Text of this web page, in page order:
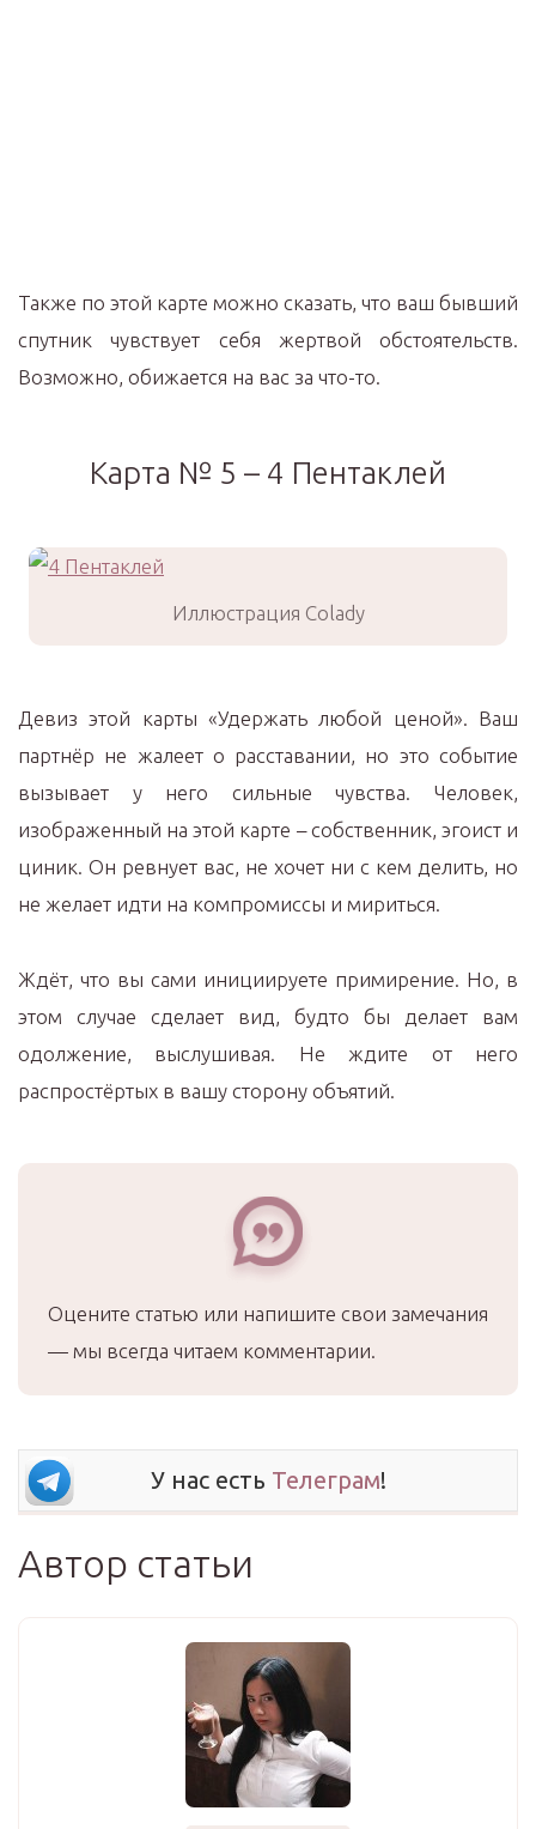
Также по этой карте можно сказать, что ваш бывший
спутник чувствует себя жертвой обстоятельств.
Возможно, обижается на вас за что-то.
Карта № 5 – 4 Пентаклей
Иллюстрация Colady
Девиз этой карты «Удержать любой ценой». Ваш
партнёр не жалеет о расставании, но это событие
вызывает у него сильные чувства. Человек,
изображенный на этой карте – собственник, эгоист и
циник. Он ревнует вас, не хочет ни с кем делить, но
не желает идти на компромиссы и мириться.
Ждёт, что вы сами инициируете примирение. Но, в
этом случае сделает вид, будто бы делает вам
одолжение, выслушивая. Не ждите от него
распростёртых в вашу сторону объятий.
Оцените статью или напишите свои замечания
— мы всегда читаем комментарии.
У нас есть Телеграм!
Автор статьи